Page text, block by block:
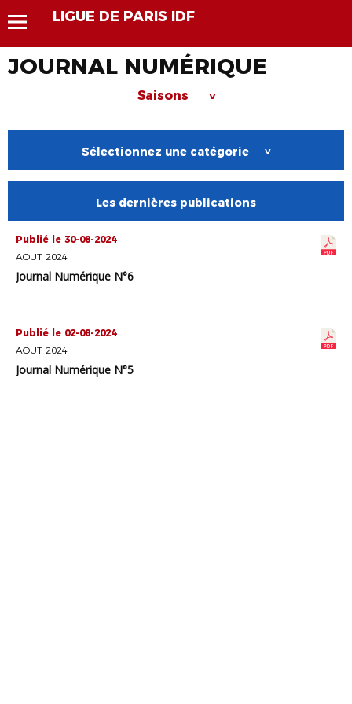
LIGUE DE PARIS IDF
JOURNAL NUMÉRIQUE
Saisons >
Sélectionnez une catégorie >
Les dernières publications
Publié le 30-08-2024
AOUT 2024
Journal Numérique N°6
Publié le 02-08-2024
AOUT 2024
Journal Numérique N°5